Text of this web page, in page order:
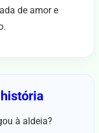
de amor e
à aldeia?